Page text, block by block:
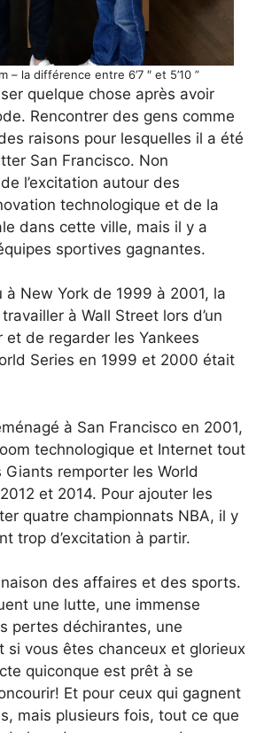
– la différence entre 6’7 ″ et 5’10 ”
quelque chose après avoir
Rencontrer des gens comme
raisons pour lesquelles il a été
San Francisco. Non
l’excitation autour des
technologique et de la
dans cette ville, mais il y a
sportives gagnantes.
à New York de 1999 à 2001, la
à Wall Street lors d’un
et de regarder les Yankees
Series en 1999 et 2000 était
à San Francisco en 2001,
technologique et Internet tout
Giants remporter les World
et 2014. Pour ajouter les
quatre championnats NBA, il y
trop d’excitation à partir.
des affaires et des sports.
une lutte, une immense
pertes déchirantes, une
si vous êtes chanceux et glorieux
quiconque est prêt à se
Et pour ceux qui gagnent
mais plusieurs fois, tout ce que